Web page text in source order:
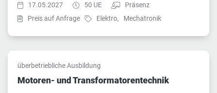
Startzeit:
17.05.2027 Dauer:
50 UE Teilnahmeart:
Präsenz
Preis auf Anfrage
Fach:
Elektro, Fach:
Mechatronik
überbetriebliche Ausbildung
Motoren- und Transformatorentechnik